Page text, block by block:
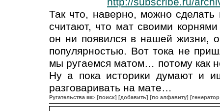
Так что, наверно, можно
считают, что мат своими
он ни появился в нашей жизни,
популярностью. Вот тока не
мы ругаемся матом… потому как
Ну а пока историки думают и
разговаривать на мате…
Ругательства ≡≡> [поиск] [добавить] [по алфавиту]